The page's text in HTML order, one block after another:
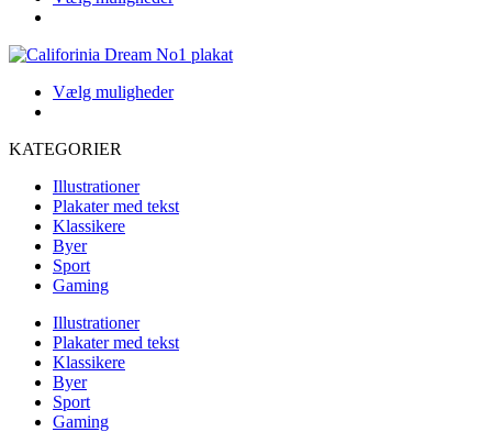
på
flere
Indstillingerne
Vælg mulighederDette
kan
KATEGORIER
Illustrationer
Plakater med tekst
Klassikere
Byer
Sport
Gaming
Illustrationer
Plakater med tekst
Klassikere
Byer
Sport
Gaming